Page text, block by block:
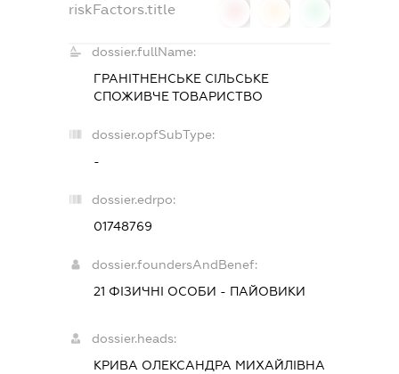
riskFactors.title
dossier.fullName:
ГРАНІТНЕНСЬКЕ СІЛЬСЬКЕ
СПОЖИВЧЕ ТОВАРИСТВО
dossier.opfSubType:
-
dossier.edrpo:
01748769
dossier.foundersAndBenef:
21 ФІЗИЧНІ ОСОБИ - ПАЙОВИКИ
dossier.heads:
КРИВА ОЛЕКСАНДРА МИХАЙЛІВНА